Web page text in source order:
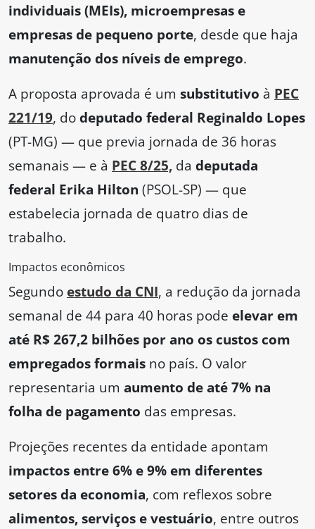
individuais (MEIs), microempresas e
empresas de pequeno porte, desde que haja
manutenção dos níveis de emprego.
A proposta aprovada é um substitutivo à PEC
221/19, dodeputado federal Reginaldo Lopes
(PT-MG) — que previa jornada de 36 horas
semanais — e à PEC 8/25, da deputada
federal Erika Hilton (PSOL-SP) — que
estabelecia jornada de quatro dias de
trabalho.
Impactos econômicos
Segundo estudo da CNI, a redução da jornada
semanal de 44 para 40 horas pode elevar em
até R$ 267,2 bilhões por ano os custos com
empregados formais no país. O valor
representaria um aumento de até 7% na
folha de pagamento das empresas.
Projeções recentes da entidade apontam
impactos entre 6% e 9% em diferentes
setores da economia, com reflexos sobre
alimentos, serviços e vestuário, entre outros